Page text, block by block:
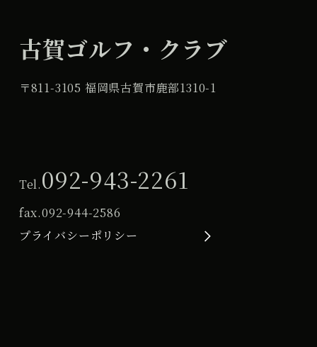
古賀ゴルフ・クラブ
〒811-3105 福岡県古賀市鹿部1310-1
Tel.092-943-2261
fax.092-944-2586
プライバシーポリシー